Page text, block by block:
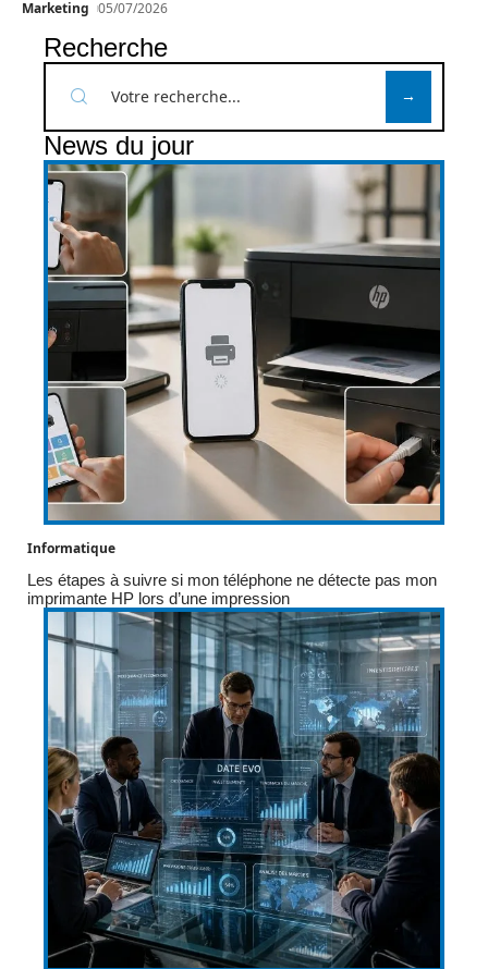
Marketing 05/07/2026
Recherche
News du jour
Informatique
Les étapes à suivre si mon téléphone ne détecte pas mon
imprimante HP lors d’une impression